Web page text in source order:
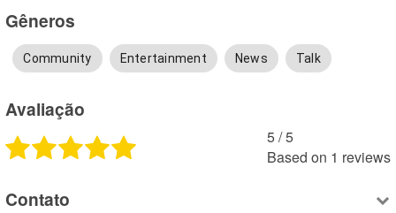
Gêneros
Community Entertainment News Talk
Avaliação
5 /5
Based on 1 reviews
Contato